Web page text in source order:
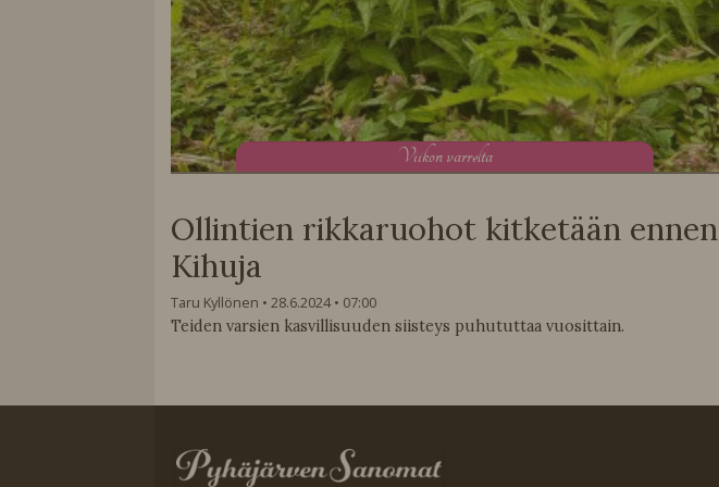
Viikon varrelta
Ollintien rikkaruohot kitketään ennen
Kihuja
Taru Kyllönen 28.6.2024
07:00
Teiden varsien kasvillisuuden siisteys puhututtaa vuosittain.